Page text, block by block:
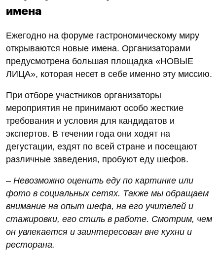
имена
Ежегодно на форуме гастрономическому миру
открываются новые имена. Организаторами
предусмотрена большая площадка «НОВЫЕ
ЛИЦА», которая несет в себе именно эту миссию.
При отборе участников организаторы
мероприятия не принимают особо жесткие
требования и условия для кандидатов и
экспертов. В течении года они ходят на
дегустации, ездят по всей стране и посещают
различные заведения, пробуют еду шефов.
– Невозможно оценить еду по картинке или
фото в социальных сетях. Также мы обращаем
внимание на опыт шефа, на его учителей и
стажировки, его стиль в работе. Смотрим, чем
он увлекается и заинтересован вне кухни и
ресторана.